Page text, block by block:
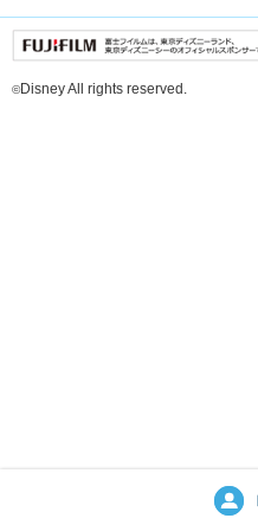
©Disney All rights reserved.